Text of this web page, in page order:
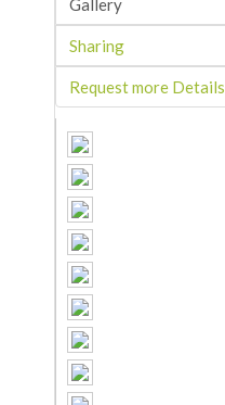
Gallery
Sharing
Request more Details